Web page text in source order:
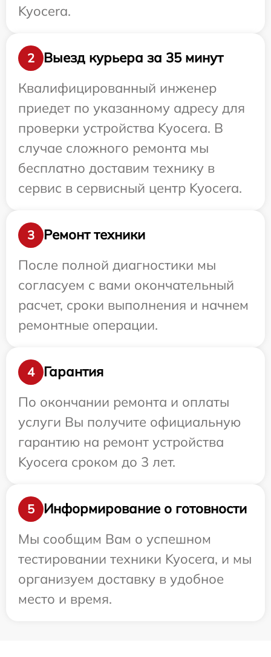
Kyocera.
2
Выезд курьера за 35 минут
Квалифицированный инженер
приедет по указанному адресу для
проверки устройства Kyocera. В
случае сложного ремонта мы
бесплатно доставим технику в
сервис в сервисный центр Kyocera.
3
Ремонт техники
После полной диагностики мы
согласуем с вами окончательный
расчет, сроки выполнения и начнем
ремонтные операции.
4
Гарантия
По окончании ремонта и оплаты
услуги Вы получите официальную
гарантию на ремонт устройства
Kyocera сроком до 3 лет.
5
Информирование о готовности
Мы сообщим Вам о успешном
тестировании техники Kyocera, и мы
организуем доставку в удобное
место и время.